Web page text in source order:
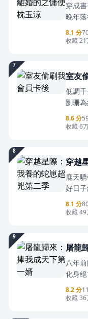
穿成
晚年
澤銘
撞見
兒子
妻雙
8.1 分
收藏 21
7
室友
低調
劉珊
面。
珊因
韓少
圖道
頻曝
8.6 分
收藏 6
8
穿越
鹿天
好日
倍-為
搶，
上，
蛇崽
生歸
8.1 分
收藏 49
9
屠龍
八年
化身
連，
豈料
8.2 分
收藏 36